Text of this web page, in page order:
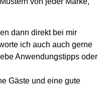
dann direkt bei mir
ich auch auch gerne
Anwendungstipps oder
Gäste und eine gute